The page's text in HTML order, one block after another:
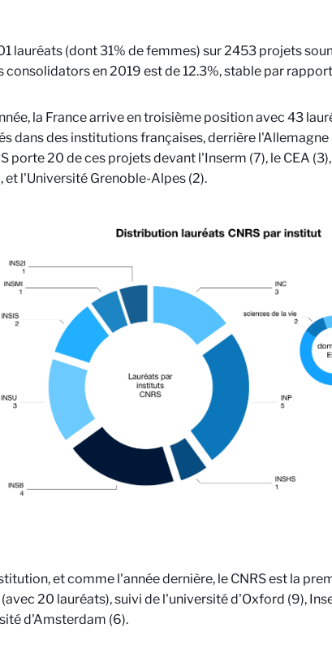
lauréats (dont 31% de femmes) sur 2453 projets
consolidators en 2019 est de 12.3%, stable par
la France arrive en troisième position avec 43
dans des institutions françaises, derrière l'Allemagne
porte 20 de ces projets devant l'Inserm (7), le CEA
et l'Université Grenoble-Alpes (2).
et comme l'année dernière, le CNRS est la
20 lauréats), suivi de l'université d'Oxford (9),
d'Amsterdam (6).